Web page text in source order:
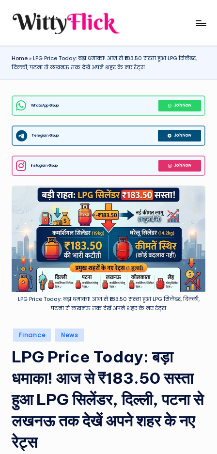
W
it
ty
Fl
ic
k:
L
a
t
e
st
e
a
t
h
er
c
h
&
M
o
vi
e
WittyFlick:
Tech
News
Around
World
Home»LPG Price Today: बड़ा धमाका! आज से ₹183.50 सस्ता हुआ LPG सिलेंडर,
दिल्ली, पटना से लखनऊ तक देखें अपने शहर के नए रेट्स
WhatsApp Group Join Now
Telegram Group Join Now
Instagram Group Join Now
LPG Price Today: बड़ा धमाका! आज से ₹183.50 सस्ता हुआ LPG सिलेंडर, दिल्ली,
पटना से लखनऊ तक देखें अपने शहर के नए रेट्स
Posted
in
Finance News
LPG Price Today: बड़ा
धमाका! आज से ₹183.50 सस्ता
हुआ LPG सिलेंडर, दिल्ली, पटना से
लखनऊ तक देखें अपने शहर के नए
रेट्स